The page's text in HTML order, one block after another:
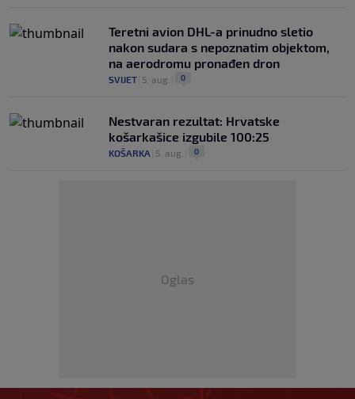
Teretni avion DHL-a prinudno sletio
nakon sudara s nepoznatim objektom,
na aerodromu pronađen dron
SVIJET 5. aug. 0
Nestvaran rezultat: Hrvatske
košarkašice izgubile 100:25
KOŠARKA 5. aug. 0
Oglas